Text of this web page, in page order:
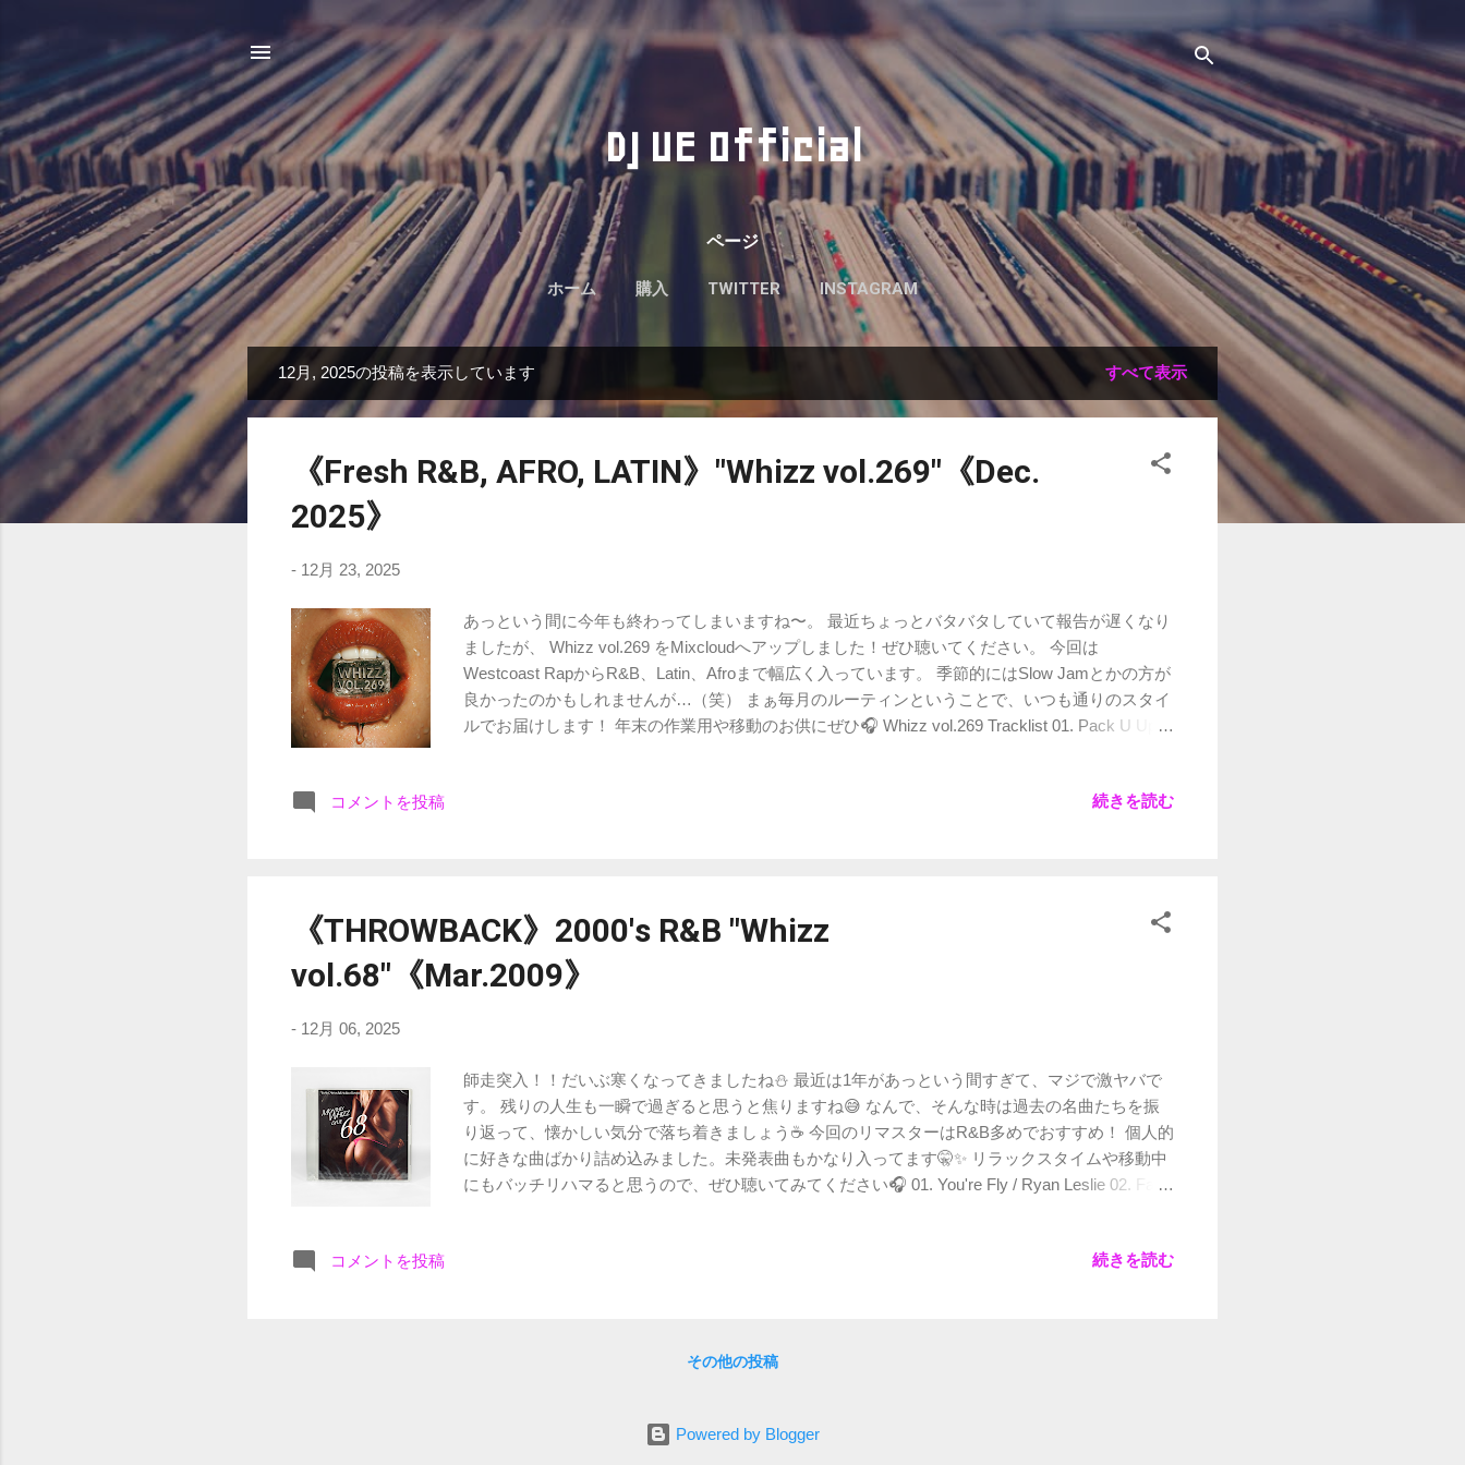
スキップしてメイン コンテンツに移動
DJ UE Official
ページ
ホーム 購入 TWITTER INSTAGRAM
投
稿
12月, 2025の投稿を表示しています すべて表示
《Fresh R&B, AFRO, LATIN》"Whizz vol.269"《Dec.
2025》
- 12月 23, 2025
あっという間に今年も終わってしまいますね〜。 最近ちょっとバタバタしていて報告が遅くなり
ましたが、 Whizz vol.269 をMixcloudへアップしました！ぜひ聴いてください。 今回は
Westcoast RapからR&B、Latin、Afroまで幅広く入っています。 季節的にはSlow Jamとかの方が
良かったのかもしれませんが…（笑） まぁ毎月のルーティンということで、いつも通りのスタイ
ルでお届けします！ 年末の作業用や移動のお供にぜひ🎧 Whizz vol.269 Tracklist 01. Pack U Up /
Battlecat ft. Jane Handcock & Blaqthoven 07. Still On My Mind / Ron E ft. Fabolous 08. Understood
#0/66 ...
コメントを投稿 続きを読む
《THROWBACK》2000's R&B "Whizz
vol.68"《Mar.2009》
- 12月 06, 2025
師走突入！！だいぶ寒くなってきましたね⛄️ 最近は1年があっという間すぎて、マジで激ヤバで
す。 残りの人生も一瞬で過ぎると思うと焦りますね😅 なんで、そんな時は過去の名曲たちを振
り返って、懐かしい気分で落ち着きましょう☕️ 今回のリマスターはR&B多めでおすすめ！ 個人的
に好きな曲ばかり詰め込みました。未発表曲もかなり入ってます🤫✨ リラックスタイムや移動中
にもバッチリハマると思うので、ぜひ聴いてみてください🎧 01. You're Fly / Ryan Leslie 02. Fall /
Legend 08. Download (Remix) / Lil Kim ft. LeMarvin & Charlie Wilson 09. Roc The Mic / Bow Wow
Partners N Crime ft. 5th Ward Weebie 15. Blow The Bank / Jim Jones ft. Oshy & Starr 16. That Girl /
コメントを投稿 続きを読む
その他の投稿
Powered by Blogger